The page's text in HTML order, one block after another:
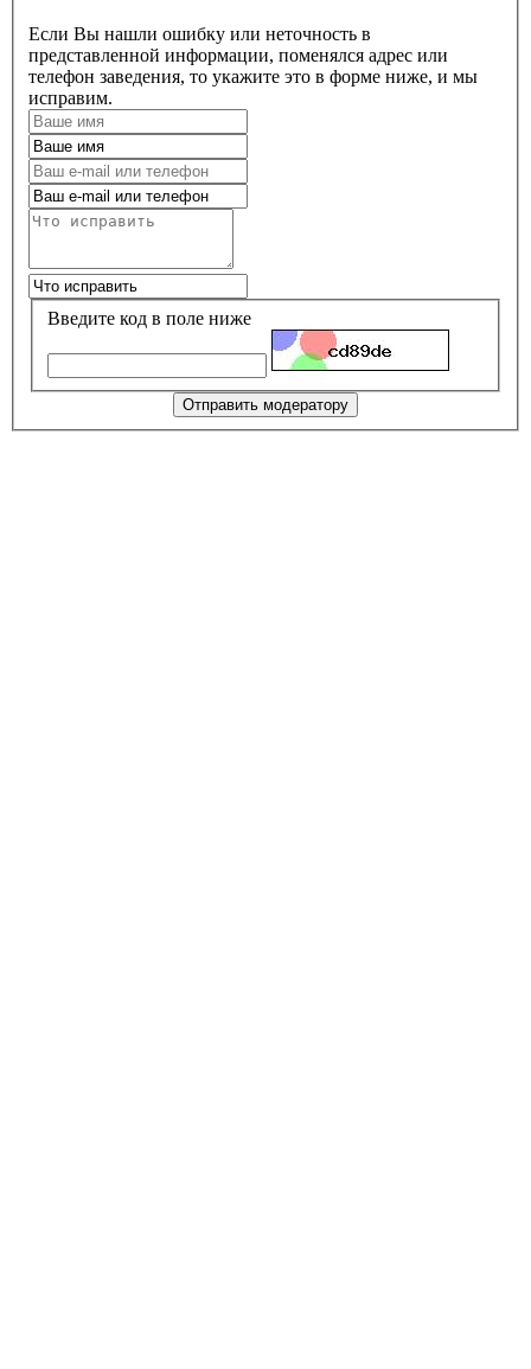
Если Вы нашли ошибку или неточность в
представленной информации, поменялся адрес или
телефон заведения, то укажите это в форме ниже, и мы
исправим.
Введите код в поле ниже
Отправить модератору